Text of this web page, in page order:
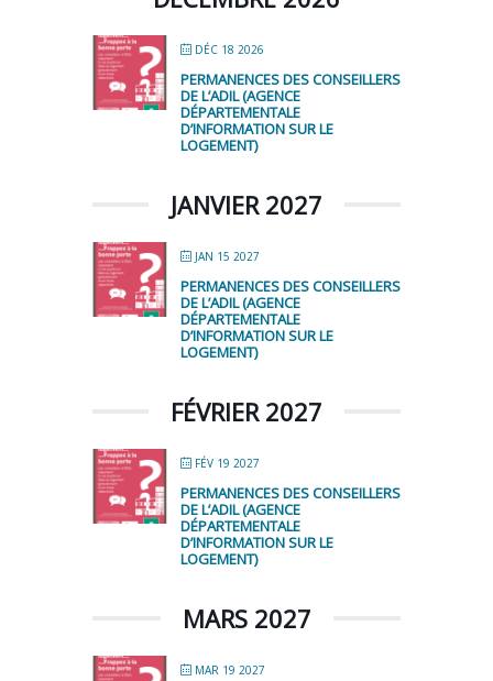
DÉC 18 2026
PERMANENCES DES CONSEILLERS
DE L’ADIL (AGENCE
DÉPARTEMENTALE
D’INFORMATION SUR LE
LOGEMENT)
JANVIER 2027
JAN 15 2027
PERMANENCES DES CONSEILLERS
DE L’ADIL (AGENCE
DÉPARTEMENTALE
D’INFORMATION SUR LE
LOGEMENT)
FÉVRIER 2027
FÉV 19 2027
PERMANENCES DES CONSEILLERS
DE L’ADIL (AGENCE
DÉPARTEMENTALE
D’INFORMATION SUR LE
LOGEMENT)
MARS 2027
MAR 19 2027